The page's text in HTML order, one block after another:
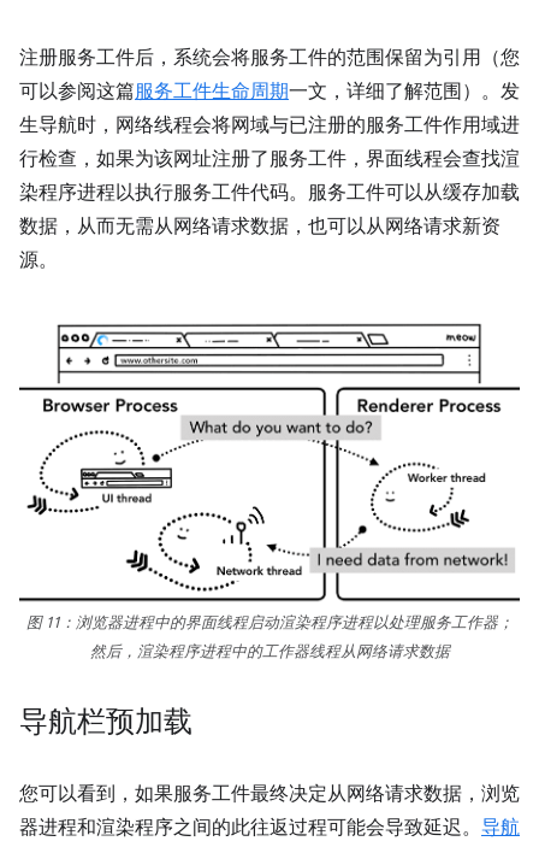
注册服务工件后，系统会将服务工件的范围保留为引用（您
可以参阅这篇服务工件生命周期一文，详细了解范围）。发
生导航时，网络线程会将网域与已注册的服务工件作用域进
行检查，如果为该网址注册了服务工件，界面线程会查找渲
染程序进程以执行服务工件代码。服务工件可以从缓存加载
数据，从而无需从网络请求数据，也可以从网络请求新资
源。
图 11：浏览器进程中的界面线程启动渲染程序进程以处理服务工作器；
然后，渲染程序进程中的工作器线程从网络请求数据
导航栏预加载
您可以看到，如果服务工件最终决定从网络请求数据，浏览
器进程和渲染程序之间的此往返过程可能会导致延迟。 导航